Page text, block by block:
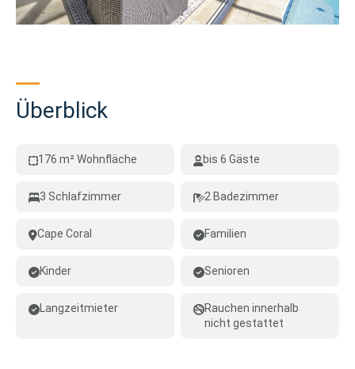
Überblick
176 m² Wohnfläche bis 6 Gäste
3 Schlafzimmer 2 Badezimmer
Cape Coral Familien
Kinder Senioren
Langzeitmieter
Rauchen innerhalb
nicht gestattet